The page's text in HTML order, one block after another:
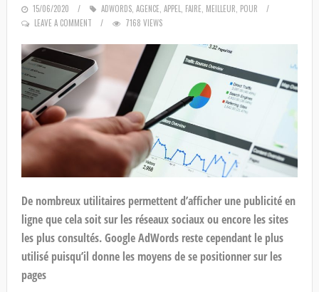
POSTED
ON
15/06/2020 ADWORDS, AGENCE APPEL FAIRE MEILLEUR POUR
LEAVE A COMMENT
7168 VIEWS
De nombreux utilitaires permettent d’afficher une publicité en
ligne que cela soit sur les réseaux sociaux ou encore les sites
les plus consultés. Google AdWords reste cependant le plus
utilisé puisqu’il donne les moyens de se positionner sur les
pages